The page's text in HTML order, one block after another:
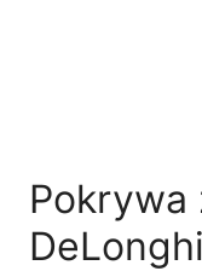
Pokrywa